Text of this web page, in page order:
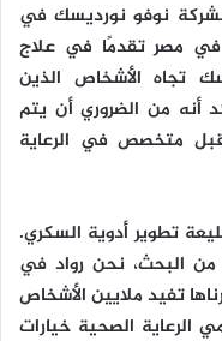
لشركة نوفو نورديسك في
في مصر تقدمًا في علاج
تجاه الأشخاص الذين
أنه من الضروري أن يتم
متخصص في الرعاية
في طليعة تطوير أدوية السكري.
إلى أكثر من 25 عامًا من البحث، نحن رواد في
تفيد ملايين الأشخاص
الرعاية الصحية خيارات